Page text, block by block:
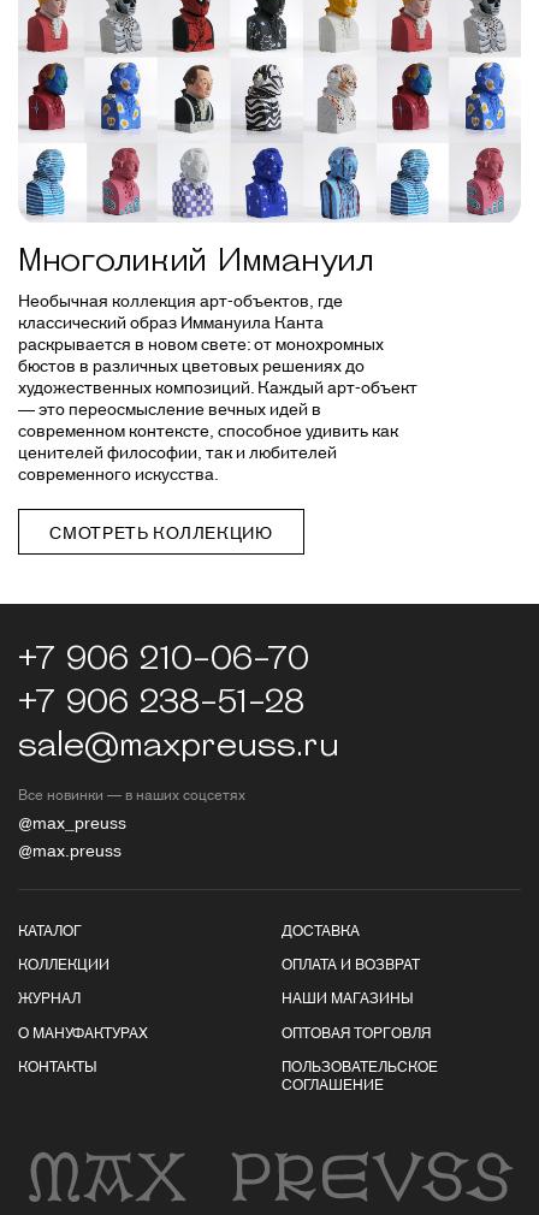
Многоликий Иммануил
Необычная коллекция арт-объектов, где
классический образ Иммануила Канта
раскрывается в новом свете: от монохромных
бюстов в различных цветовых решениях до
художественных композиций. Каждый арт-объект
— это переосмысление вечных идей в
современном контексте, способное удивить как
ценителей философии, так и любителей
современного искусства.
СМОТРЕТЬ КОЛЛЕКЦИЮ
+7 906 210-06-70
+7 906 238-51-28
sale@maxpreuss.ru
Все новинки — в наших соцсетях
@max_preuss
@max.preuss
КАТАЛОГ
КОЛЛЕКЦИИ
ЖУРНАЛ
О МАНУФАКТУРАХ
КОНТАКТЫ
ДОСТАВКА
ОПЛАТА И ВОЗВРАТ
НАШИ МАГАЗИНЫ
ОПТОВАЯ ТОРГОВЛЯ
ПОЛЬЗОВАТЕЛЬСКОЕ
СОГЛАШЕНИЕ